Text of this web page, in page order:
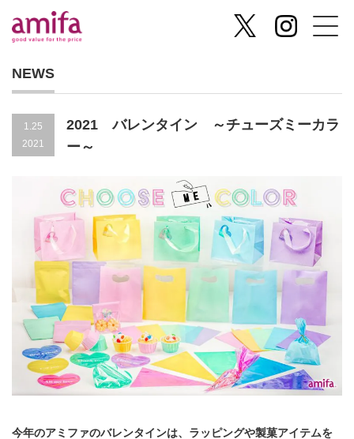
NEWS
1.25
2021
2021 バレンタイン ～チューズミーカラ
ー～
今年のアミファのバレンタインは、ラッピングや製菓アイテムを